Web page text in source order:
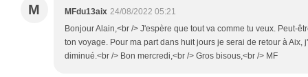
M MFdu13aix 24/08/2022 05:21
Bonjour Alain,<br /> J'espère que tout va comme tu veux. Peut-
ton voyage. Pour ma part dans huit jours je serai de retour à Aix,
diminué.<br /> Bon mercredi,<br /> Gros bisous,<br /> MF